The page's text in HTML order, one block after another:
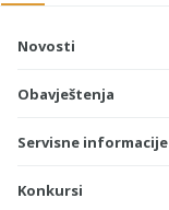
Novosti
Obavještenja
Servisne informacije
Konkursi